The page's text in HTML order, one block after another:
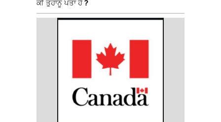
ਕੀ ਤੁਹਾਨੂੰ ਪਤਾ ਹੈ ?